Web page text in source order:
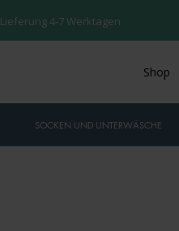
Lieferung 4-7 Werktagen
Shop
SOCKEN UND UNTERWÄSCHE